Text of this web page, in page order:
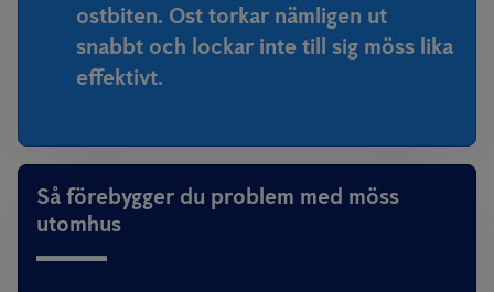
ostbiten. Ost torkar nämligen ut
snabbt och lockar inte till sig möss lika
effektivt.
Så förebygger du problem med möss
utomhus